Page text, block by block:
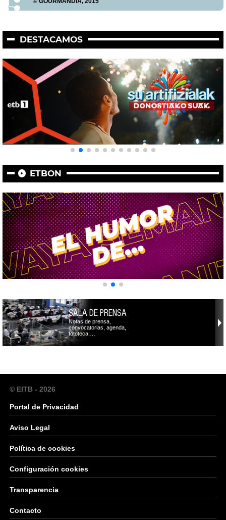
DESTACAMOS
ETBON
SALA DE PRENSA
Notas de prensa,
convocatorias, agenda,
fototeca,…
© EITB - 2026
Portal de Privacidad
Aviso Legal
Política de cookies
Configuración cookies
Transparencia
Contacto